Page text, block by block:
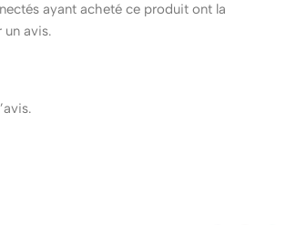
ayant acheté ce produit ont la
un avis.